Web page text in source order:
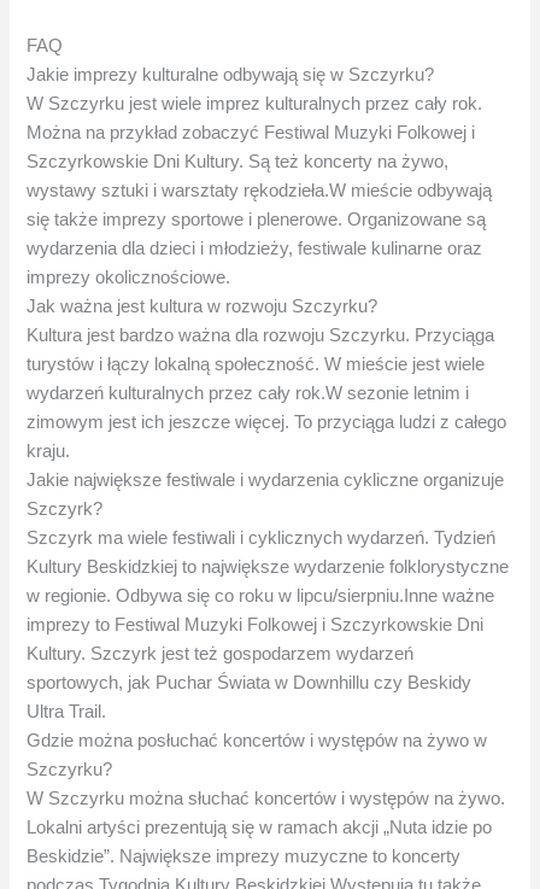
FAQ
Jakie imprezy kulturalne odbywają się w Szczyrku?
W Szczyrku jest wiele imprez kulturalnych przez cały rok.
Można na przykład zobaczyć Festiwal Muzyki Folkowej i
Szczyrkowskie Dni Kultury. Są też koncerty na żywo,
wystawy sztuki i warsztaty rękodzieła.W mieście odbywają
się także imprezy sportowe i plenerowe. Organizowane są
wydarzenia dla dzieci i młodzieży, festiwale kulinarne oraz
imprezy okolicznościowe.
Jak ważna jest kultura w rozwoju Szczyrku?
Kultura jest bardzo ważna dla rozwoju Szczyrku. Przyciąga
turystów i łączy lokalną społeczność. W mieście jest wiele
wydarzeń kulturalnych przez cały rok.W sezonie letnim i
zimowym jest ich jeszcze więcej. To przyciąga ludzi z całego
kraju.
Jakie największe festiwale i wydarzenia cykliczne organizuje
Szczyrk?
Szczyrk ma wiele festiwali i cyklicznych wydarzeń. Tydzień
Kultury Beskidzkiej to największe wydarzenie folklorystyczne
w regionie. Odbywa się co roku w lipcu/sierpniu.Inne ważne
imprezy to Festiwal Muzyki Folkowej i Szczyrkowskie Dni
Kultury. Szczyrk jest też gospodarzem wydarzeń
sportowych, jak Puchar Świata w Downhillu czy Beskidy
Ultra Trail.
Gdzie można posłuchać koncertów i występów na żywo w
Szczyrku?
W Szczyrku można słuchać koncertów i występów na żywo.
Lokalni artyści prezentują się w ramach akcji „Nuta idzie po
Beskidzie”. Największe imprezy muzyczne to koncerty
podczas Tygodnia Kultury Beskidzkiej.Występują tu także